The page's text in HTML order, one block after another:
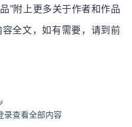
”附上更多关于作者和作品
全文，如有需要，请到前
录查看全部内容